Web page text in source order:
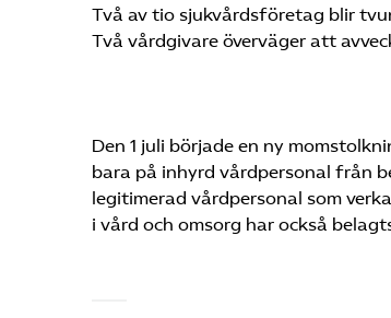
Två av tio sjukvårdsföretag blir
Två vårdgivare överväger att
Den 1 juli började en ny
bara på inhyrd vårdpersonal från
legitimerad vårdpersonal som
i vård och omsorg har också